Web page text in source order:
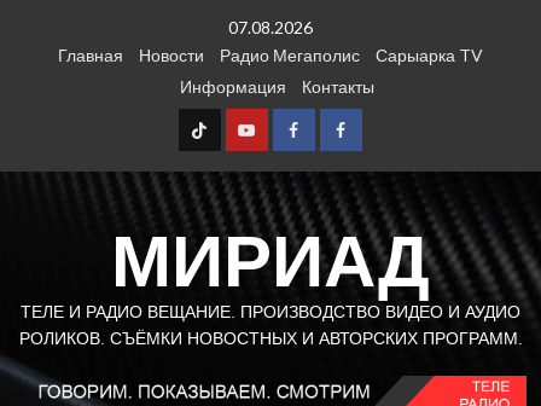
07.08.2026
Главная
Новости Радио Мегаполис
Сарыарка TV
Информация
Контакты
TT Youtube
FB1 FB2
МИРИАД
ТЕЛЕ И РАДИО ВЕЩАНИЕ. ПРОИЗВОДСТВО ВИДЕО И АУДИО
РОЛИКОВ. СЪЁМКИ НОВОСТНЫХ И АВТОРСКИХ ПРОГРАММ.